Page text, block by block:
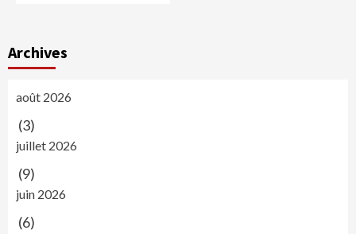
Archives
août 2026
(3)
juillet 2026
(9)
juin 2026
(6)